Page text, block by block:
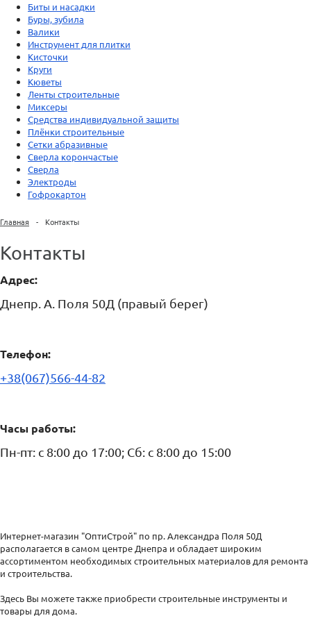
Биты и насадки
Буры, зубила
Валики
Инструмент для плитки
Кисточки
Круги
Кюветы
Ленты строительные
Миксеры
Средства индивидуальной защиты
Плёнки строительные
Сетки абразивные
Сверла корончастые
Сверла
Электроды
Гофрокартон
Главная - Контакты
Контакты
Адрес:
Днепр. А. Поля 50Д (правый берег)
Телефон:
+38(067)566-44-82
Часы работы:
Пн-пт: с 8:00 до 17:00; Сб: с 8:00 до 15:00
Интернет-магазин "ОптиСтрой" по пр. Александра Поля 50Д
располагается в самом центре Днепра и обладает широким
ассортиментом необходимых строительных материалов для ремонта
и строительства.
Здесь Вы можете также приобрести строительные инструменты и
товары для дома.